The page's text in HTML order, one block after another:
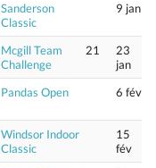
Sanderson
Classic
9 jan
Mcgill Team
Challenge
21
23
jan
Pandas Open 6 fév
Windsor Indoor
Classic
15
fév